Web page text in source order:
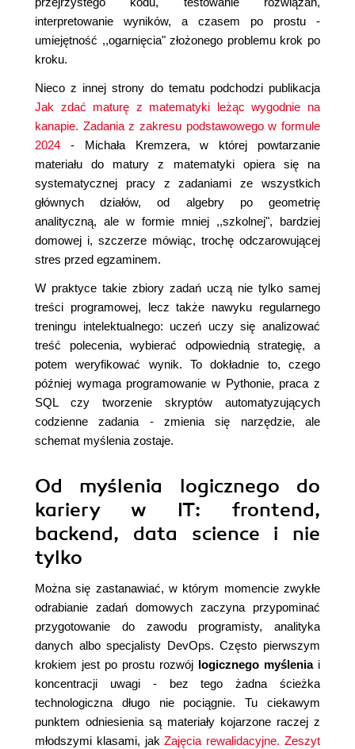
interpretowanie wyników, a czasem po prostu -
umiejętność ,,ogarnięcia" złożonego problemu krok po
kroku.
Nieco z innej strony do tematu podchodzi publikacja
Jak zdać maturę z matematyki leżąc wygodnie na
kanapie. Zadania z zakresu podstawowego w formule
2024 - Michała Kremzera, w której powtarzanie
materiału do matury z matematyki opiera się na
systematycznej pracy z zadaniami ze wszystkich
głównych działów, od algebry po geometrię
analityczną, ale w formie mniej ,,szkolnej", bardziej
domowej i, szczerze mówiąc, trochę odczarowującej
stres przed egzaminem.
W praktyce takie zbiory zadań uczą nie tylko samej
treści programowej, lecz także nawyku regularnego
treningu intelektualnego: uczeń uczy się analizować
treść polecenia, wybierać odpowiednią strategię, a
potem weryfikować wynik. To dokładnie to, czego
później wymaga programowanie w Pythonie, praca z
SQL czy tworzenie skryptów automatyzujących
codzienne zadania - zmienia się narzędzie, ale
schemat myślenia zostaje.
Od myślenia logicznego do
kariery w IT: frontend,
backend, data science i nie
tylko
Można się zastanawiać, w którym momencie zwykłe
odrabianie zadań domowych zaczyna przypominać
przygotowanie do zawodu programisty, analityka
danych albo specjalisty DevOps. Często pierwszym
krokiem jest po prostu rozwój logicznego myśleniai
koncentracji uwagi - bez tego żadna ścieżka
technologiczna długo nie pociągnie. Tu ciekawym
punktem odniesienia są materiały kojarzone raczej z
młodszymi klasami, jakZajęcia rewalidacyjne. Zeszyt